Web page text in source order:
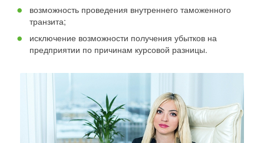
возможность проведения внутреннего таможенного
транзита;
исключение возможности получения убытков на
предприятии по причинам курсовой разницы.